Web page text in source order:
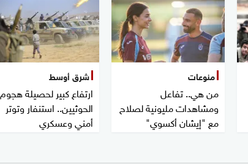
منوعات
من هي.. تفاعل
ومشاهدات مليونية لصلاح
مع "إيشان أكسوي"
شرق أوسط
ارتفاع كبير لحصيلة هجوم
الحوثيين.. استنفار وتوتر
أمني وعسكري